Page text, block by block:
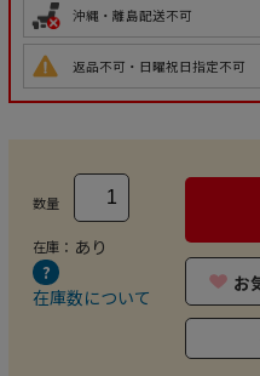
沖縄・離島配送不可
返品不可・日曜祝日指定不可
数量
在庫： あり
在庫数について
お